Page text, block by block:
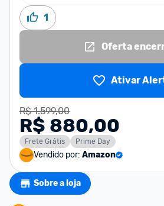
1
Oferta
Ativar
R$ 1.599,00
R$ 880,00
Frete Grátis Prime Day
Vendido por: Amazon
Sobre a loja